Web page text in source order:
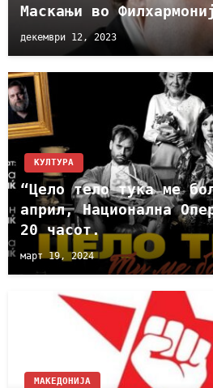
Маскањи во
декември 12, 2023
КУЛТУРА
“Цело тело тука ме
април, Национална
20 часот.
март 19, 2024
МАКЕДОНИЈА